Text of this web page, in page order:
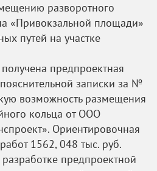
разворотного
«Привокзальной площади»
путей на участке
предпроектная
записки за №
возможность размещения
кольца от ООО
Ориентировочная
1562, 048 тыс. руб.
предпроектной